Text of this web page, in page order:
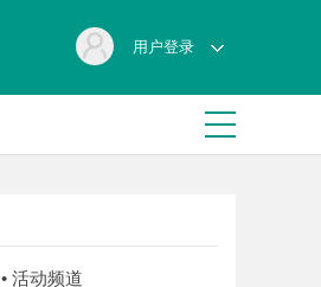
用户登录
• 活动频道